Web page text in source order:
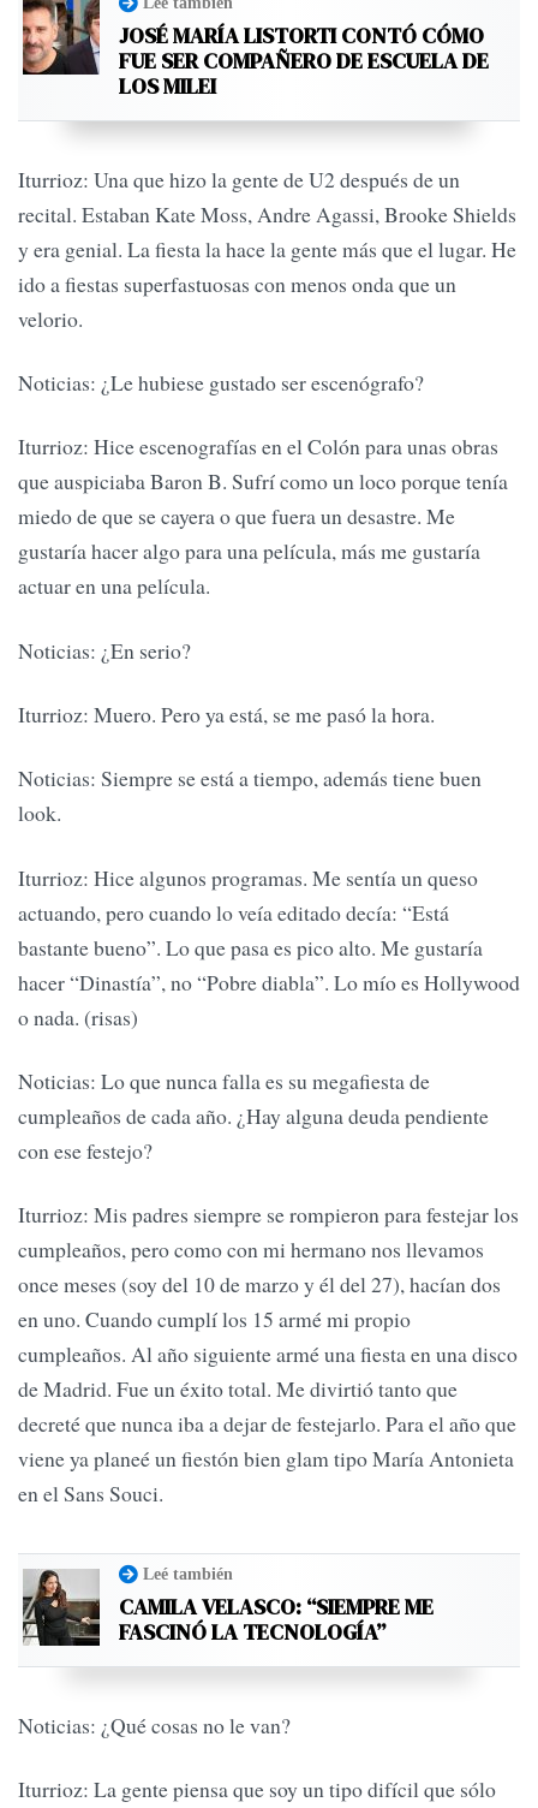
JOSÉ MARÍA LISTORTI CONTÓ CÓMO
FUE SER COMPAÑERO DE ESCUELA DE
LOS MILEI
Iturrioz: Una que hizo la gente de U2 después de un
recital. Estaban Kate Moss, Andre Agassi, Brooke Shields
y era genial. La fiesta la hace la gente más que el lugar. He
ido a fiestas superfastuosas con menos onda que un
velorio.
Noticias: ¿Le hubiese gustado ser escenógrafo?
Iturrioz: Hice escenografías en el Colón para unas obras
que auspiciaba Baron B. Sufrí como un loco porque tenía
miedo de que se cayera o que fuera un desastre. Me
gustaría hacer algo para una película, más me gustaría
actuar en una película.
Noticias: ¿En serio?
Iturrioz: Muero. Pero ya está, se me pasó la hora.
Noticias: Siempre se está a tiempo, además tiene buen
look.
Iturrioz: Hice algunos programas. Me sentía un queso
actuando, pero cuando lo veía editado decía: “Está
bastante bueno”. Lo que pasa es pico alto. Me gustaría
hacer “Dinastía”, no “Pobre diabla”. Lo mío es Hollywood
o nada. (risas)
Noticias: Lo que nunca falla es su megafiesta de
cumpleaños de cada año. ¿Hay alguna deuda pendiente
con ese festejo?
Iturrioz: Mis padres siempre se rompieron para festejar los
cumpleaños, pero como con mi hermano nos llevamos
once meses (soy del 10 de marzo y él del 27), hacían dos
en uno. Cuando cumplí los 15 armé mi propio
cumpleaños. Al año siguiente armé una fiesta en una disco
de Madrid. Fue un éxito total. Me divirtió tanto que
decreté que nunca iba a dejar de festejarlo. Para el año que
viene ya planeé un fiestón bien glam tipo María Antonieta
en el Sans Souci.
Leé también
CAMILA VELASCO: “SIEMPRE ME
FASCINÓ LA TECNOLOGÍA”
Noticias: ¿Qué cosas no le van?
Iturrioz: La gente piensa que soy un tipo difícil que sólo